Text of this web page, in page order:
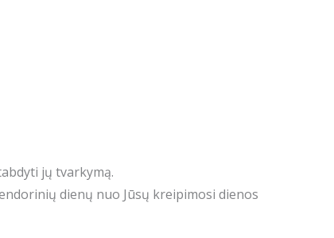
jų tvarkymą.
dienų nuo Jūsų kreipimosi dienos